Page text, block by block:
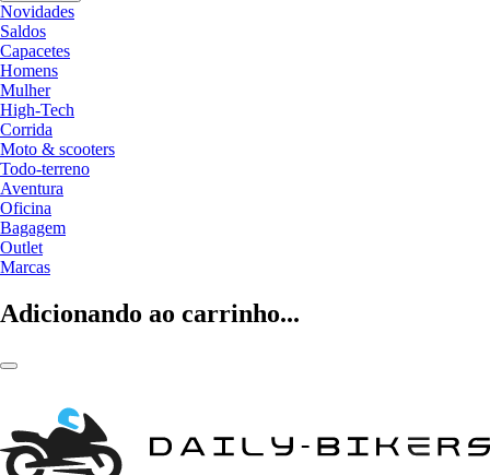
Novidades
Saldos
Capacetes
Homens
Mulher
High-Tech
Corrida
Moto & scooters
Todo-terreno
Aventura
Oficina
Bagagem
Outlet
Marcas
Adicionando ao carrinho...